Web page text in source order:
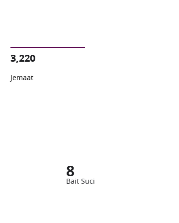
3,220
Jemaat
8
Bait Suci